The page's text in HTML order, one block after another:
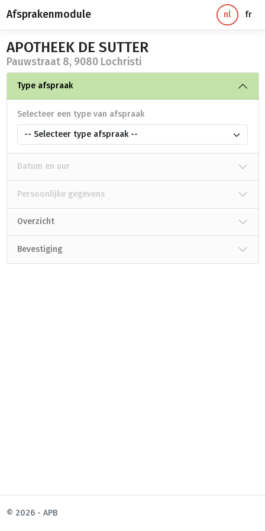
Afsprakenmodule nl fr
APOTHEEK DE SUTTER
Pauwstraat 8, 9080 Lochristi
Type afspraak
Selecteer een type van afspraak
-- Selecteer type afspraak --
Datum en uur
Persoonlijke gegevens
Overzicht
Bevestiging
© 2026 - APB